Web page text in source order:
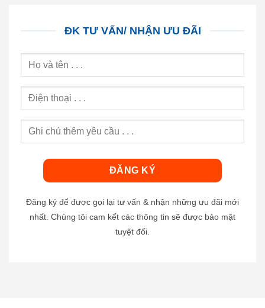
ĐK TƯ VẤN/ NHẬN ƯU ĐÃI
Đăng ký để được gọi lại tư vấn & nhận những ưu đãi mới
nhất. Chúng tôi cam kết các thông tin sẽ được bảo mật
tuyệt đối.